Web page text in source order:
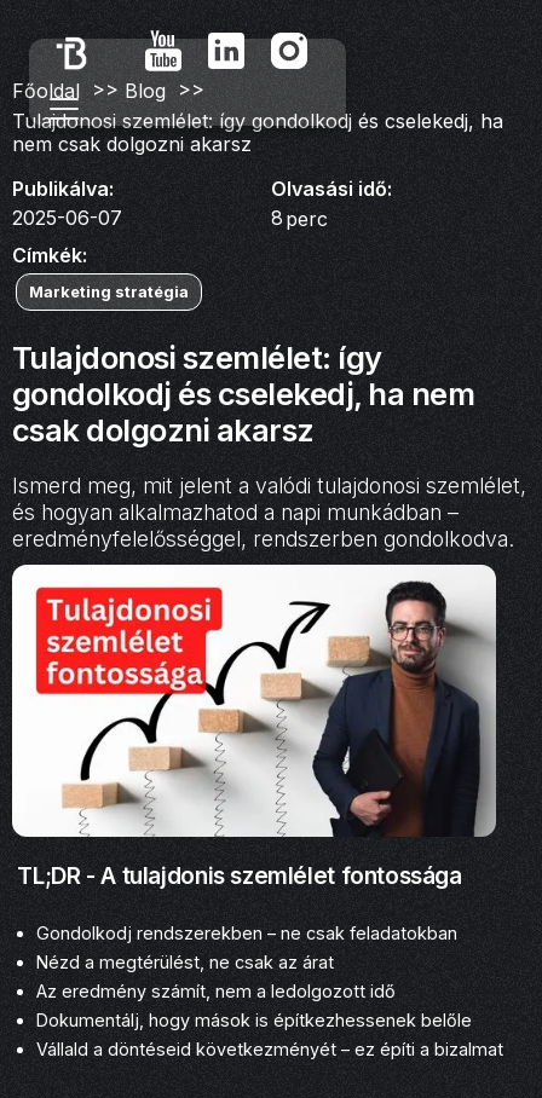
Főoldal >> Blog >>
Tulajdonosi szemlélet: így gondolkodj és cselekedj, ha
nem csak dolgozni akarsz
Publikálva:
2025-06-07
Olvasási idő:
8 perc
Címkék:
Marketing stratégia
Tulajdonosi szemlélet: így
gondolkodj és cselekedj, ha nem
csak dolgozni akarsz
Ismerd meg, mit jelent a valódi tulajdonosi szemlélet,
és hogyan alkalmazhatod a napi munkádban –
eredményfelelősséggel, rendszerben gondolkodva.
TL;DR - A tulajdonis szemlélet fontossága
Gondolkodj rendszerekben – ne csak feladatokban
Nézd a megtérülést, ne csak az árat
Az eredmény számít, nem a ledolgozott idő
Dokumentálj, hogy mások is építkezhessenek belőle
Vállald a döntéseid következményét – ez építi a bizalmat